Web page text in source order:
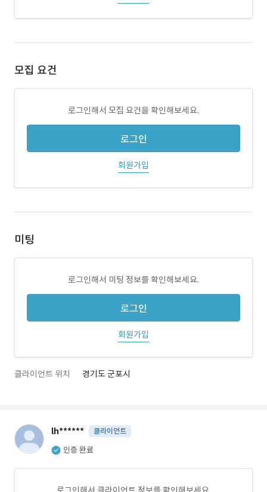
모집 요건
로그인해서 모집 요건을 확인해보세요.
로그인
회원가입
미팅
로그인해서 미팅 정보를 확인해보세요.
로그인
회원가입
클라이언트 위치 경기도 군포시
lh****** 클라이언트
인증 완료